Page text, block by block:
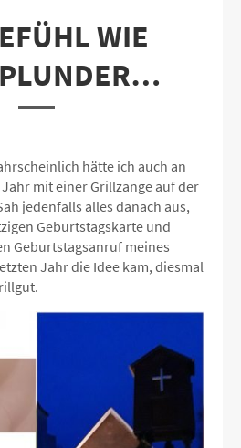
WIE
hätte ich auch an
mit einer Grillzange auf der
jedenfalls alles danach aus,
Geburtstagskarte und
Geburtstagsanruf meines
Jahr die Idee kam, diesmal